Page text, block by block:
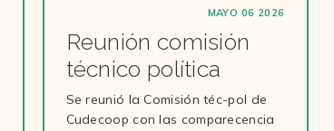
MAYO 06 2026
Reunión comisión
técnico política
Se reunió la Comisión téc-pol de
Cudecoop con las comparecencia